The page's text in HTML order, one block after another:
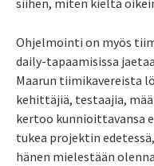
siihen, miten kieltä
Ohjelmointi on myös
daily-tapaamisissa
Maarun tiimikavereista
kehittäjiä, testaajia,
kertoo kunnioittavansa
tukea projektin
hänen mielestään